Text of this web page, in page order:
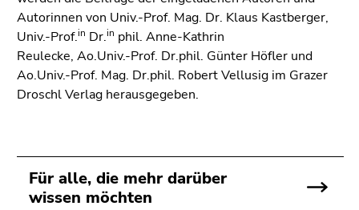
Autorinnen von Univ.-Prof. Mag. Dr. Klaus Kastberger,
Univ.-Prof.in Dr.in phil. Anne-Kathrin
Reulecke, Ao.Univ.-Prof. Dr.phil. Günter Höfler und
Ao.Univ.-Prof. Mag. Dr.phil. Robert Vellusig im Grazer
Droschl Verlag herausgegeben.
Für alle, die mehr darüber
wissen möchten